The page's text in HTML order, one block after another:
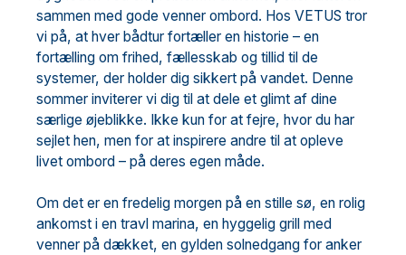
sammen med gode venner ombord. Hos VETUS tror
vi på, at hver bådtur fortæller en historie – en
fortælling om frihed, fællesskab og tillid til de
systemer, der holder dig sikkert på vandet. Denne
sommer inviterer vi dig til at dele et glimt af dine
særlige øjeblikke. Ikke kun for at fejre, hvor du har
sejlet hen, men for at inspirere andre til at opleve
livet ombord – på deres egen måde.
Om det er en fredelig morgen på en stille sø, en rolig
ankomst i en travl marina, en hyggelig grill med
venner på dækket, en gylden solnedgang for anker